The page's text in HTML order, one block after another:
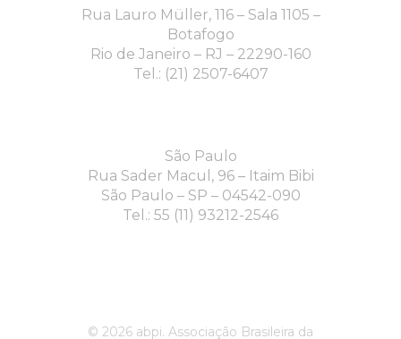
Rua Lauro Müller, 116 – Sala 1105 –
Botafogo
Rio de Janeiro – RJ – 22290-160
Tel.: (21) 2507-6407
São Paulo
Rua Sader Macul, 96 – Itaim Bibi
São Paulo – SP – 04542-090
Tel.: 55 (11) 93212-2546
© 2026 abpi. Associação Brasileira da